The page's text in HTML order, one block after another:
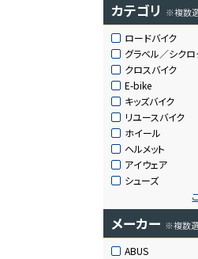
カテゴリ ※複数
ロードバイク
グラベル／シク
クロスバイク
E-bike
キッズバイク
リユースバイク
ホイール
ヘルメット
アイウェア
シューズ
メーカー ※複数
ABUS